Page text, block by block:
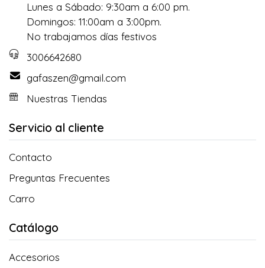
Lunes a Sábado: 9:30am a 6:00 pm.
Domingos: 11:00am a 3:00pm.
No trabajamos días festivos
3006642680
gafaszen@gmail.com
Nuestras Tiendas
Servicio al cliente
Contacto
Preguntas Frecuentes
Carro
Catálogo
Accesorios